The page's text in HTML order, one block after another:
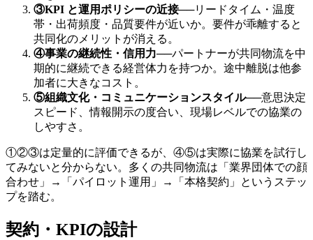
③KPI と運用ポリシーの近接──リードタイム・温度
帯・出荷頻度・品質要件が近いか。要件が乖離すると
共同化のメリットが消える。
④事業の継続性・信用力──パートナーが共同物流を中
期的に継続できる経営体力を持つか。途中離脱は他参
加者に大きなコスト。
⑤組織文化・コミュニケーションスタイル──意思決定
スピード、情報開示の度合い、現場レベルでの協業の
しやすさ。
①②③は定量的に評価できるが、④⑤は実際に協業を試行し
てみないと分からない。多くの共同物流は「業界団体での顔
合わせ」→「パイロット運用」→「本格契約」というステッ
プを踏む。
契約・KPIの設計